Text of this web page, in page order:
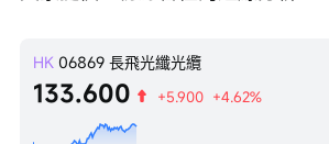
HK 06869 長飛光纖光纜
133.600 +5.900 +4.62%